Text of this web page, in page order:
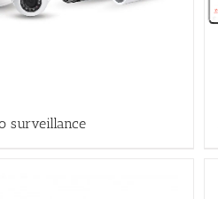
surveillance